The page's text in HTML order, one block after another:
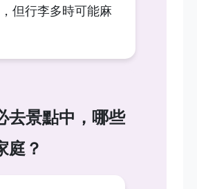
但行李多時可能麻
去景點中，哪些
庭？